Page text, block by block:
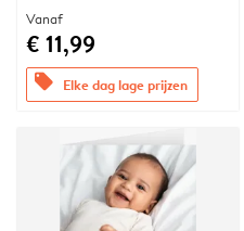
Vanaf
€ 11,99
offers Elke dag lage prijzen